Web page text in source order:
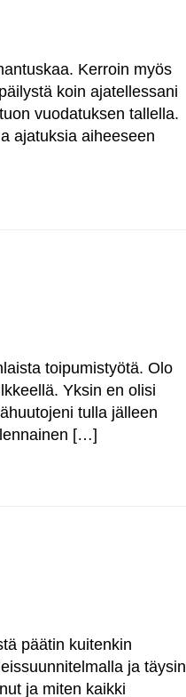
Kerroin myös
koin ajatellessani
vuodatuksen tallella.
ajatuksia aiheeseen
toipumistyötä. Olo
Yksin en olisi
tulla jälleen
[…]
päätin kuitenkin
ja täysin
ja miten kaikki